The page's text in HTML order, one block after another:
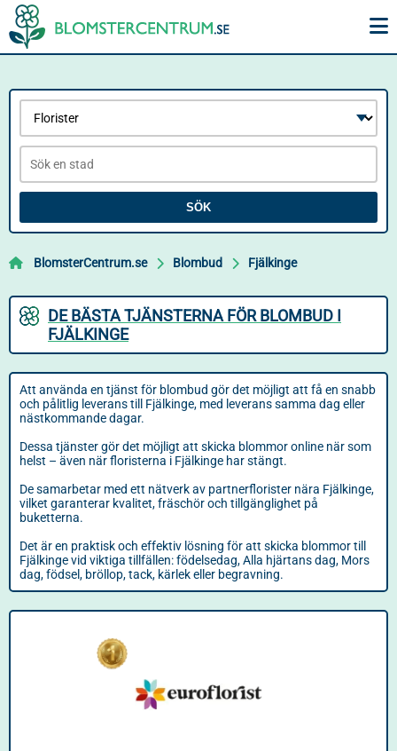
SÖK
BlomsterCentrum.se Blombud Fjälkinge
DE BÄSTA TJÄNSTERNA FÖR BLOMBUD I
FJÄLKINGE
Att använda en tjänst för blombud gör det möjligt att få en snabb
och pålitlig leverans till Fjälkinge, med leverans samma dag eller
nästkommande dagar.
Dessa tjänster gör det möjligt att skicka blommor online när som
helst – även när floristerna i Fjälkinge har stängt.
De samarbetar med ett nätverk av partnerflorister nära Fjälkinge,
vilket garanterar kvalitet, fräschör och tillgänglighet på
buketterna.
Det är en praktisk och effektiv lösning för att skicka blommor till
Fjälkinge vid viktiga tillfällen: födelsedag, Alla hjärtans dag, Mors
dag, födsel, bröllop, tack, kärlek eller begravning.